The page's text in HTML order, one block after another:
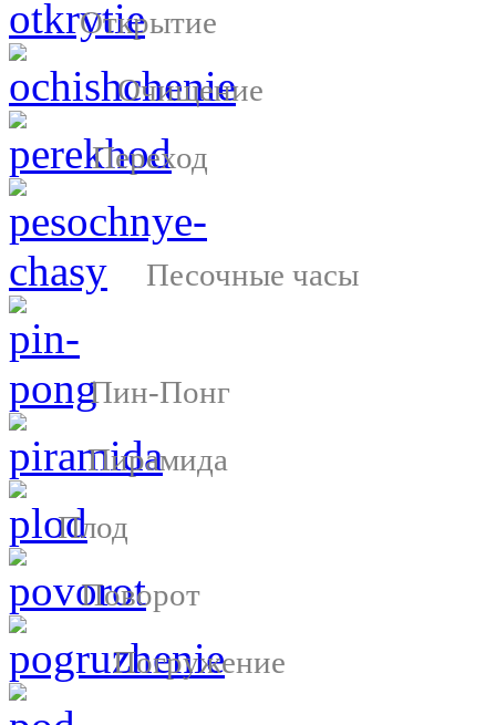
Открытие
Очищение
Переход
Песочные часы
Пин-Понг
Пирамида
Плод
Поворот
Погружение